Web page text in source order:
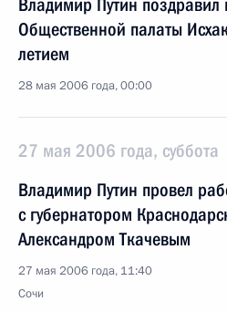
Владимир Путин поздравил
Общественной палаты
летием
28 мая 2006 года, 00:00
27 мая 2006 года, суббота
Владимир Путин провел
с губернатором
Александром Ткачевым
27 мая 2006 года, 11:40
Сочи